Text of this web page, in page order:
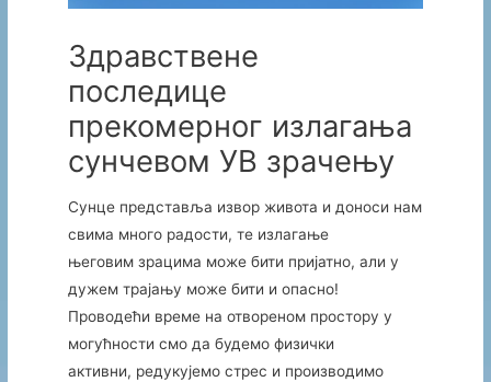
Здравствене
последице
прекомерног излагања
сунчевом УВ зрачењу
Сунце представља извор живота и доноси нам
свима много радости, те излагање
његовим зрацима може бити пријатно, али у
дужем трајању може бити и опасно!
Проводећи време на отвореном простору у
могућности смо да будемо физички
активни, редукујемо стрес и производимо